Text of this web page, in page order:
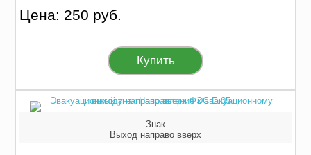
Цена: 250 руб.
Купить
Знак
Выход направо вверх